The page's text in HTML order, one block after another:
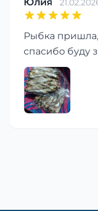
Рыбка
спасибо буду